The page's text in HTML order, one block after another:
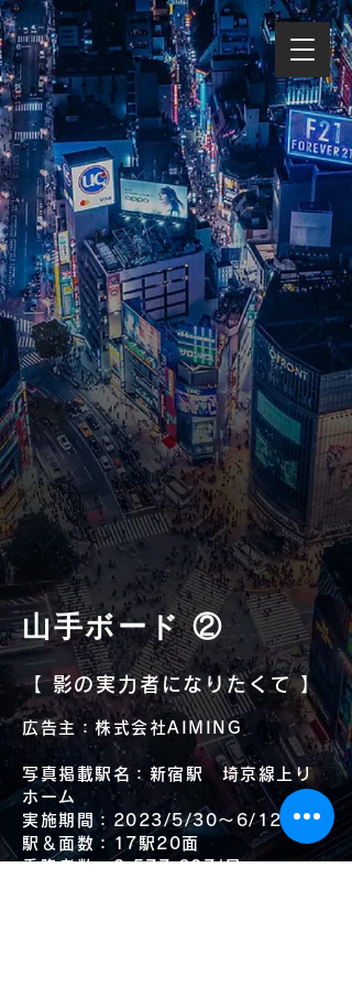
山手ボード ②
【 影の実力者になりたくて 】
広告主：株式会社AIMING
写真掲載駅名：新宿駅 埼京線上り
ホーム
実施期間：2023/5/30～6/12
駅＆面数：17駅20面
乗降者数：3,577,637/日